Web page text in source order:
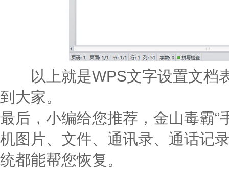
以上就是WPS文字设置文档
到大家。
最后，小编给您推荐，金山毒霸“
机图片、文件、通讯录、通话记
统都能帮您恢复。